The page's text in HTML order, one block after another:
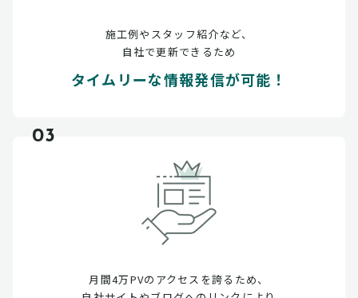
施工例やスタッフ紹介など、
自社で更新できるため
タイムリーな情報発信が可能！
03
月間4万PVのアクセスを誇るため、